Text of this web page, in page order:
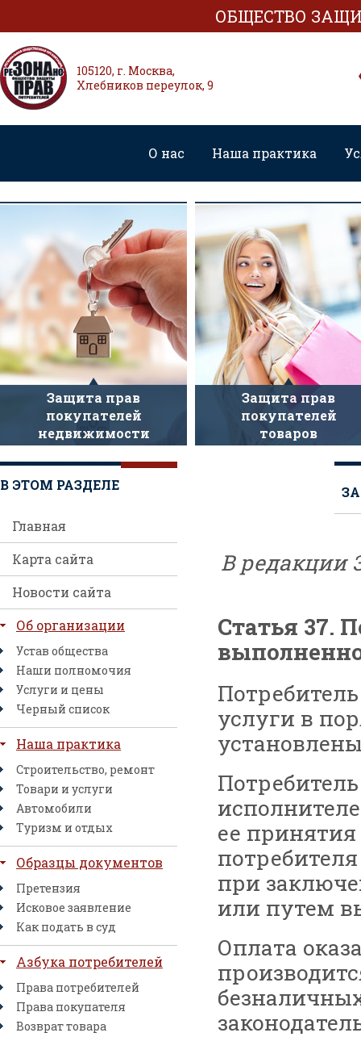
ОБЩЕСТВО
105120, г. Москва,
Хлебников переулок, 9
О нас Наша практика
Защита прав
покупателей
недвижимости
Защита прав
покупателей
товаров
В ЭТОМ РАЗДЕЛЕ
Главная
Карта сайта
Новости сайта
Об организации
Устав общества
Наши полномочия
Услуги и цены
Черный список
Наша практика
Строительство, ремонт
Товари и услуги
Автомобили
Туризм и отдых
Образцы документов
Претензия
Исковое заявление
Как подать в суд
Азбука потребителей
Права потребителей
Права покупателя
Возврат товара
В редакции
Статья 37.
услуги в
ее принятия
при
или путем
Оплата